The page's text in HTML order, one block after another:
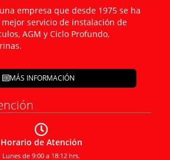
empresa que desde 1975 se ha
servicio de instalación de
AGM y Ciclo Profundo,
MÁS INFORMACIÓN
Horario de Atención
Lunes de 9:00 a 18:12 hrs.